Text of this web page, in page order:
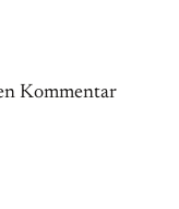
Kommentar